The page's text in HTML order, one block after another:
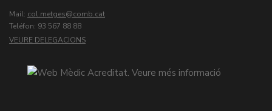
Mail: col.metges
Teléfon: 93 567 88 88
VEURE DELEGACIONS